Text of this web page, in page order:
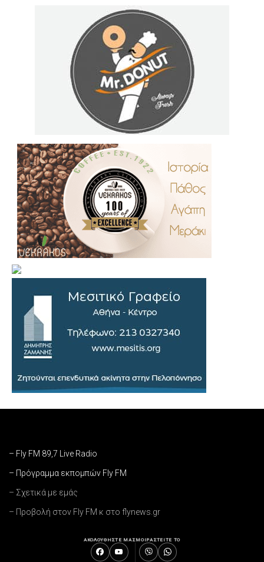
– Fly FM 89,7 Live Radio
– Πρόγραμμα εκπομπών Fly FM
– Σχετικά με εμάς
– Προβολή στον Fly FM κ στο flynews.gr
ΑΚΟΛΟΥΘΗΣΤΕ ΜΑΣΜΟΙΡΑΣΤΕΙΤΕ ΤΟ